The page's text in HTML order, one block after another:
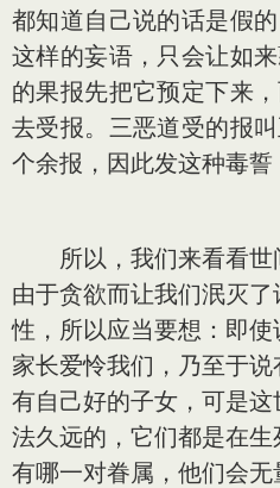
都知道自己说的话是假
这样的妄语，只会让如
的果报先把它预定下来
去受报。三恶道受的报
个余报，因此发这种毒誓
所以，我们来看看世
由于贪欲而让我们泯灭
性，所以应当要想：即使
家长爱怜我们，乃至于
有自己好的子女，可是
法久远的，它们都是在
有哪一对眷属，他们会无